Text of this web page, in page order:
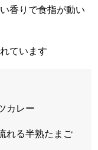
香りで食指が動い
ています
カレー
れる半熟たまご